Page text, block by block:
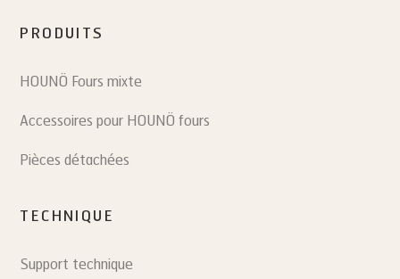
PRODUITS
HOUNÖ Fours mixte
Accessoires pour HOUNÖ fours
Pièces détachées
TECHNIQUE
Support technique